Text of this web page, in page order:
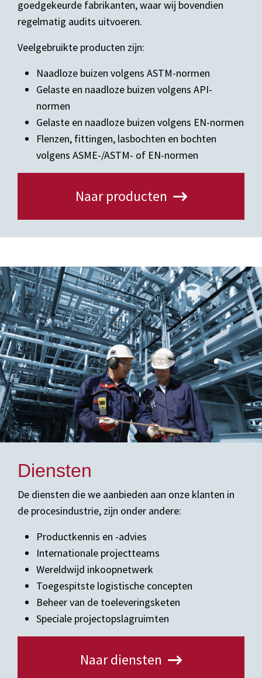
goedgekeurde fabrikanten, waar wij bovendien
regelmatig audits uitvoeren.
Veelgebruikte producten zijn:
Naadloze buizen volgens ASTM-normen
Gelaste en naadloze buizen volgens API-
normen
Gelaste en naadloze buizen volgens EN-normen
Flenzen, fittingen, lasbochten en bochten
volgens ASME-/ASTM- of EN-normen
Naar producten
Diensten
De diensten die we aanbieden aan onze klanten in
de procesindustrie, zijn onder andere:
Productkennis en -advies
Internationale projectteams
Wereldwijd inkoopnetwerk
Toegespitste logistische concepten
Beheer van de toeleveringsketen
Speciale projectopslagruimten
Naar diensten